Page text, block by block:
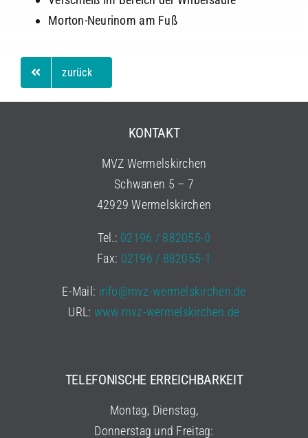
Morton-Neurinom am Fuß
zurück
KONTAKT
MVZ Wermelskirchen
Schwanen 5 – 7
42929 Wermelskirchen
Tel.: 02196 / 882055-0
Fax: 02196 / 882055-1
E-Mail: info@mvz-wermelskirchen.de
URL: www.mvz-wermelskirchen.de
TELEFONISCHE ERREICHBARKEIT
Montag, Dienstag,
Donnerstag und Freitag: